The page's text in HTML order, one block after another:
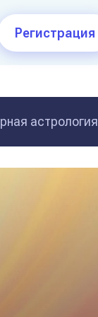
Регистрация
астрология